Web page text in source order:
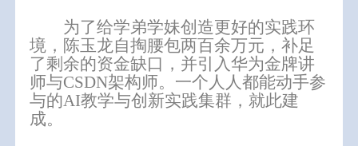
为了给学弟学妹创造更好的实践环
境，陈玉龙自掏腰包两百余万元，补足
了剩余的资金缺口，并引入华为金牌讲
师与CSDN架构师。一个人人都能动手参
与的AI教学与创新实践集群，就此建
成。